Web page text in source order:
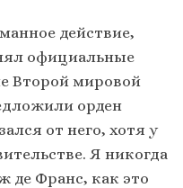
действие,
официальные
Второй мировой
орден
от него, хотя у
Я никогда
де Франс, как это